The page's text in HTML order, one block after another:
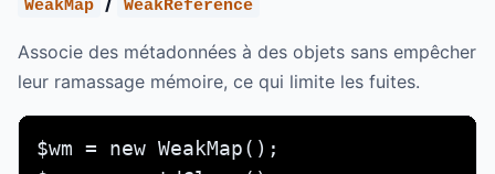
WeakMap WeakReference
Associe des métadonnées à des objets sans empêcher
leur ramassage mémoire, ce qui limite les fuites.
$wm = new WeakMap();